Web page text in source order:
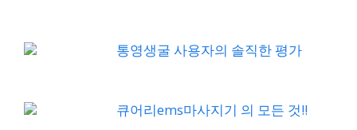
통영생굴 사용자의 솔직한 평가
큐어리ems마사지기 의 모든 것!!